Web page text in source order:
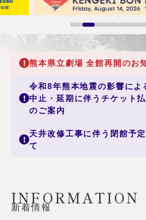
重要なお知らせ
熊本県立劇場 全館再開のお
お知らせ
令和8年熊本地震の影響によ
中止・延期に伴うチケット
のご案内
お知らせ
天井改修工事に伴う閉館予
て
INFORMATION
新着情報